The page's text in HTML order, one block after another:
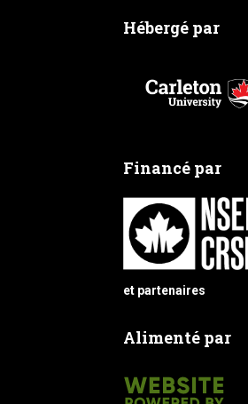
Hébergé par
Financé par
et partenaires
Alimenté par